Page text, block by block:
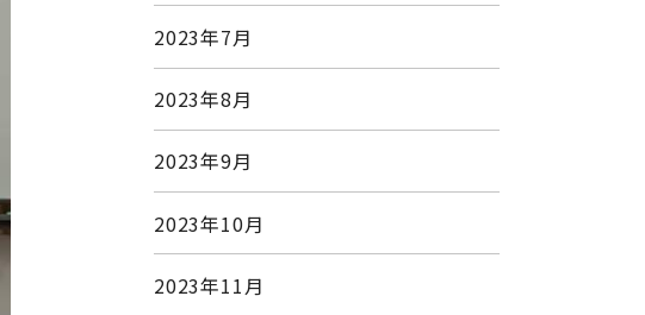
2023年7月
2023年8月
2023年9月
2023年10月
2023年11月